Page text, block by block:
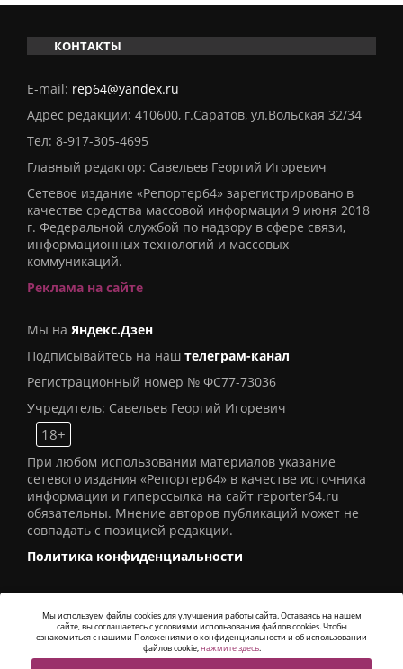
КОНТАКТЫ
E-mail: rep64@yandex.ru
Адрес редакции: 410600, г.Саратов, ул.Вольская 32/34
Тел: 8-917-305-4695
Главный редактор: Савельев Георгий Игоревич
Сетевое издание «Репортер64» зарегистрировано в
качестве средства массовой информации 9 июня 2018
г. Федеральной службой по надзору в сфере связи,
информационных технологий и массовых
коммуникаций.
Реклама на сайте
Мы на Яндекс.Дзен
Подписывайтесь на наш телеграм-канал
Регистрационный номер № ФС77-73036
Учредитель: Савельев Георгий Игоревич
18+
При любом использовании материалов указание
сетевого издания «Репортер64» в качестве источника
информации и гиперссылка на сайт reporter64.ru
обязательны. Мнение авторов публикаций может не
совпадать с позицией редакции.
Политика конфиденциальности
© 2016СИ «Репортер64». Все права защищены -
Alatis Studio
Мы используем файлы cookies для улучшения работы сайта. Оставаясь на нашем
сайте, вы соглашаетесь с условиями использования файлов cookies. Чтобы
ознакомиться с нашими Положениями о конфиденциальности и об использовании
файлов cookie,нажмите здесь.